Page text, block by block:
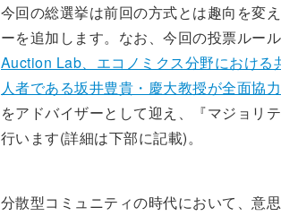
今回の総選挙は前回の方式とは趣向を変
ーを追加します。なお、今回の投票ルー
Auction Lab、エコノミクス分野におけ
人者である坂井豊貴・慶大教授が全面協力
をアドバイザーとして迎え、『マジョリ
行います(詳細は下部に記載)。
分散型コミュニティの時代において、意